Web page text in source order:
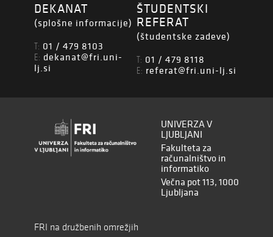
DEKANAT
(splošne informacije)
T: 01 / 479 8103
E: dekanat@fri.uni-
lj.si
ŠTUDENTSKI
REFERAT
(študentske zadeve)
T: 01 / 479 8118
E: referat@fri.uni-lj.si
UNIVERZA V
LJUBLJANI
Fakulteta za
računalništvo in
informatiko
Večna pot 113, 1000
Ljubljana
FRI na družbenih omrežjih